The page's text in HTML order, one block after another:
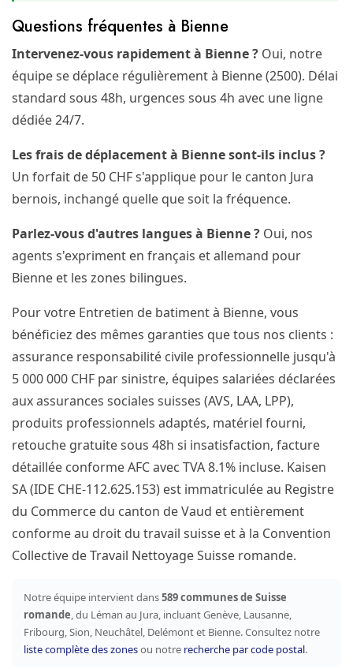
Questions fréquentes à Bienne
Intervenez-vous rapidement à Bienne ? Oui, notre
équipe se déplace régulièrement à Bienne (2500). Délai
standard sous 48h, urgences sous 4h avec une ligne
dédiée 24/7.
Les frais de déplacement à Bienne sont-ils inclus ?
Un forfait de 50 CHF s'applique pour le canton Jura
bernois, inchangé quelle que soit la fréquence.
Parlez-vous d'autres langues à Bienne ? Oui, nos
agents s'expriment en français et allemand pour
Bienne et les zones bilingues.
Pour votre Entretien de batiment à Bienne, vous
bénéficiez des mêmes garanties que tous nos clients :
assurance responsabilité civile professionnelle jusqu'à
5 000 000 CHF par sinistre, équipes salariées déclarées
aux assurances sociales suisses (AVS, LAA, LPP),
produits professionnels adaptés, matériel fourni,
retouche gratuite sous 48h si insatisfaction, facture
détaillée conforme AFC avec TVA 8.1% incluse. Kaisen
SA (IDE CHE-112.625.153) est immatriculée au Registre
du Commerce du canton de Vaud et entièrement
conforme au droit du travail suisse et à la Convention
Collective de Travail Nettoyage Suisse romande.
Notre équipe intervient dans589 communes de Suisse
romande, du Léman au Jura, incluant Genève, Lausanne,
Fribourg, Sion, Neuchâtel, Delémont et Bienne. Consultez notre
liste complète des zonesou notre recherche par code postal.